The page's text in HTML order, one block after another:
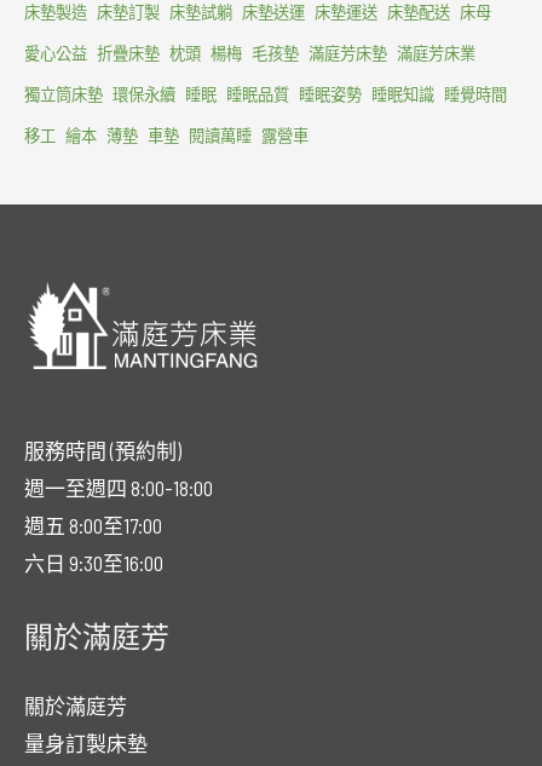
床墊製造 床墊訂製 床墊試躺 床墊送運 床墊運送 床墊配送 床母
愛心公益 折疊床墊 枕頭 楊梅 毛孩墊 滿庭芳床墊 滿庭芳床業
獨立筒床墊 環保永續 睡眠 睡眠品質 睡眠姿勢 睡眠知識 睡覺時間
移工 繪本 薄墊 車墊 閱讀萬睡 露營車
服務時間 (預約制)
週一至週四 8:00-18:00
週五 8:00至17:00
六日 9:30至16:00
關於滿庭芳
關於滿庭芳
量身訂製床墊